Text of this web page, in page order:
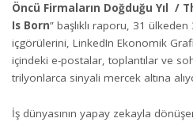
Öncü Firmaların Doğduğu Yıl /
Is Born” başlıklı raporu, 31
içgörülerini, LinkedIn Ekonomik
içindeki e-postalar, toplantılar ve
trilyonlarca sinyali mercek altına
İş dünyasının yapay zekayla